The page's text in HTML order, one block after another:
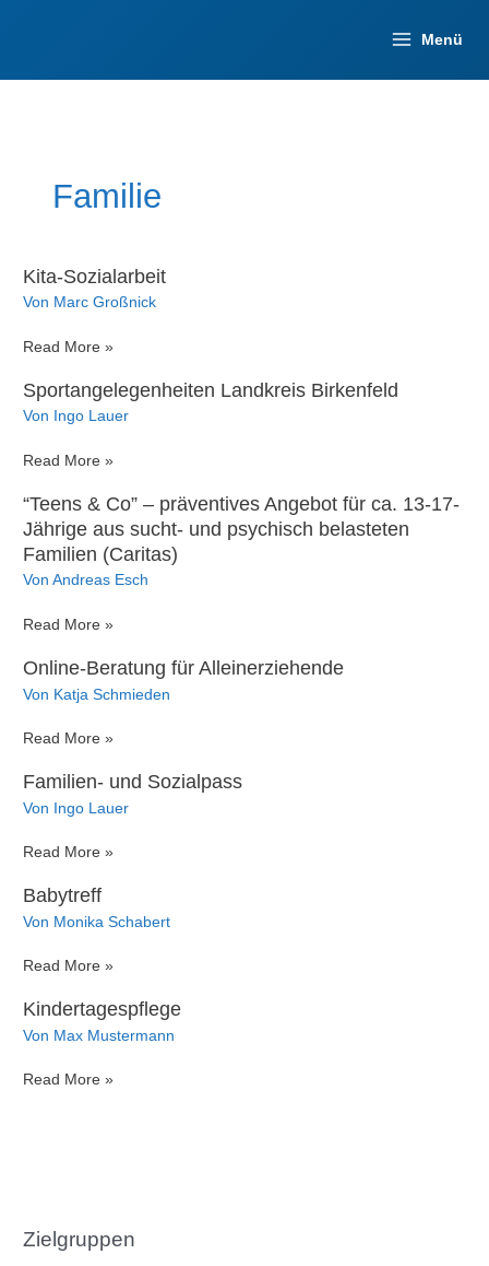
Menü
Familie
Kita-Sozialarbeit
Von Marc Großnick
Kita-
Read More »
Sportangelegenheiten Landkreis Birkenfeld
Von Ingo Lauer
Sportangelegenheiten
Birkenfeld
Read More »
“Teens & Co” – präventives Angebot für ca. 13-17-
Jährige aus sucht- und psychisch belasteten
Familien (Caritas)
VonAndreas Esch
“Teens
Co”
–
Angebot
ca.
13-
aus
psychisch
Familien
(Caritas)
Read More »
Online-Beratung für Alleinerziehende
Von Katja Schmieden
Online-
für
Alleinerziehende
Read More »
Familien- und Sozialpass
Von Ingo Lauer
Familien-
Sozialpass
Read More »
Babytreff
Von Monika Schabert
Babytreff
Read More »
Kindertagespflege
Von Max Mustermann
Kindertagespflege
Read More »
Zielgruppen